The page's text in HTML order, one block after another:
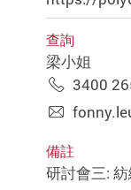
查詢
梁小姐
3400
備註
研討會三: